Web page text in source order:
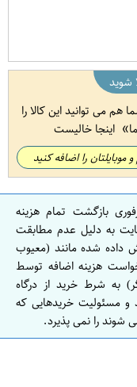
شوید
هم می توانید این کالا را
اینجا خالیست
موبایلتان را اضافه کنید
بازگشت تمام هزینه
به دلیل عدم مطابقت
داده شده مانند (معیوب
هزینه اضافه توسط
به شرط خرید از درگاه
مسئولیت خریدهایی که
شوند را نمی پذیرد.